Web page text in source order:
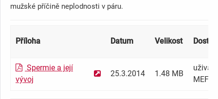
mužské příčině neplodnosti v páru.
Příloha Datum Velikost
Spermie a její
vývoj
25.3.2014 1.48 MB